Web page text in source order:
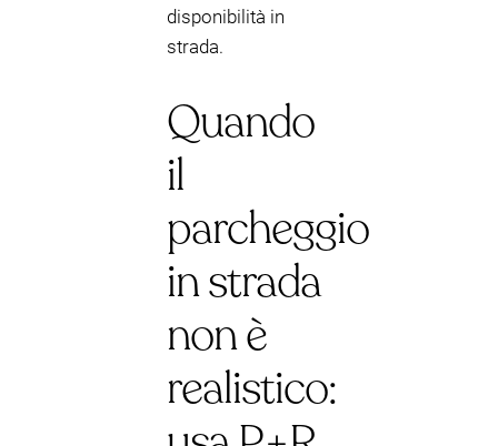
disponibilità in
strada.
Quando
il
parcheggio
in strada
non è
realistico: